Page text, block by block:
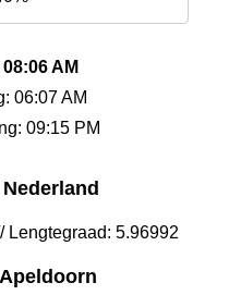
08:06 AM
06:07 AM
09:15 PM
Lengtegraad: 5.96992